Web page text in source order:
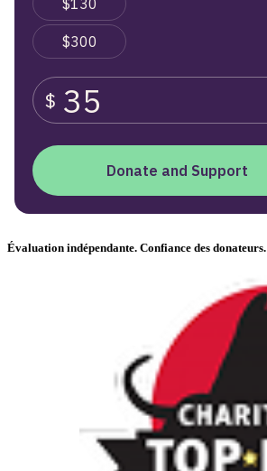
Évaluation indépendante. Confiance des donateurs.